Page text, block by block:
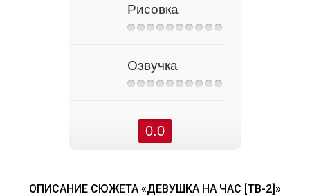
Рисовка
Озвучка
0.0
ОПИСАНИЕ СЮЖЕТА «ДЕВУШКА НА ЧАС [ТВ-2]»